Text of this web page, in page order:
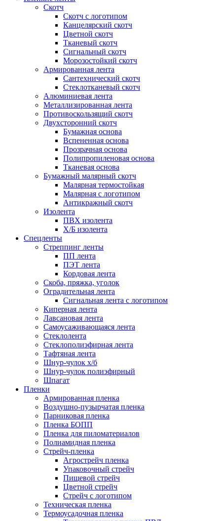
Скотч
Скотч с логотипом
Канцелярский скотч
Цветной скотч
Тканевый скотч
Сигнальный скотч
Морозостойкий скотч
Армированная лента
Сантехнический скотч
Стеклотканевый скотч
Алюминиевая лента
Металлизированная лента
Противоскользящий скотч
Двухсторонний скотч
Бумажная основа
Вспененная основа
Прозрачная основа
Полипропиленовая основа
Тканевая основа
Бумажный малярный скотч
Малярная термостойкая
Малярная с логотипом
Антикражный скотч
Изолента
ПВХ изолента
Х/Б изолента
Спецленты
Стреппинг ленты
ПП лента
ПЭТ лента
Кордовая лента
Скоба, пряжка, уголок
Оградительная лента
Сигнальная лента с логотипом
Киперная лента
Лавсановая лента
Самоусаживающаяся лента
Стеклолента
Стеклополиэфирная лента
Тафтяная лента
Шнур-чулок х/б
Шнур-чулок полиэфирный
Шпагат
Пленки
Армированная пленка
Воздушно-пузырчатая пленка
Парниковая пленка
Пленка БОПП
Пленка для пиломатериалов
Полиамидная пленка
Стрейч-пленка
Агрострейч пленка
Упаковочный стрейч
Пищевой стрейч
Цветной стрейч
Стрейч с логотипом
Техническая пленка
Термоусадочная пленка